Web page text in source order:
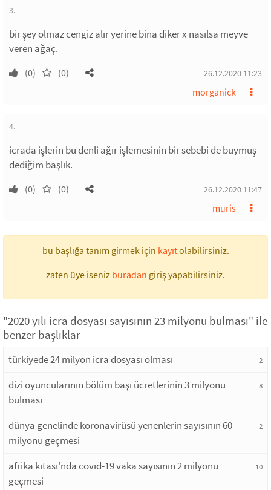
3.
bir şey olmaz cengiz alır yerine bina diker x nasılsa meyve
veren ağaç.
(0) (0) 26.12.2020 11:23
morganick
4.
icrada işlerin bu denli ağır işlemesinin bir sebebi de buymuş
dediğim başlık.
(0) (0) 26.12.2020 11:47
muris
bu başlığa tanım girmek için kayıtolabilirsiniz.
zaten üye iseniz buradan giriş yapabilirsiniz.
"2020 yılı icra dosyası sayısının 23 milyonu bulması" ile
benzer başlıklar
türkiyede 24 milyon icra dosyası olması 2
dizi oyuncularının bölüm başı ücretlerinin 3 milyonu
bulması
8
dünya genelinde koronavirüsü yenenlerin sayısının 60
milyonu geçmesi
2
afrika kıtası'nda covıd-19 vaka sayısının 2 milyonu
geçmesi
10